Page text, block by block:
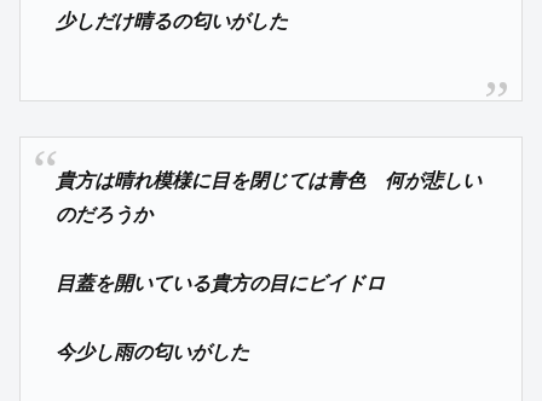
少しだけ晴るの匂いがした
貴方は晴れ模様に目を閉じては青色 何が悲しい
のだろうか
目蓋を開いている貴方の目にビイドロ
今少し雨の匂いがした